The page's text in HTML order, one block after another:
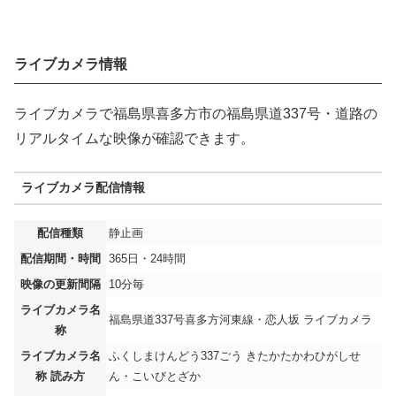
ライブカメラ情報
ライブカメラで福島県喜多方市の福島県道337号・道路の
リアルタイムな映像が確認できます。
ライブカメラ配信情報
配信種類
静止画
配信期間・時間
365日・24時間
映像の更新間隔
10分毎
ライブカメラ名
称
福島県道337号喜多方河東線・恋人坂 ライブカメラ
ライブカメラ名
称 読み方
ふくしまけんどう337ごう きたかたかわひがしせ
ん・こいびとざか